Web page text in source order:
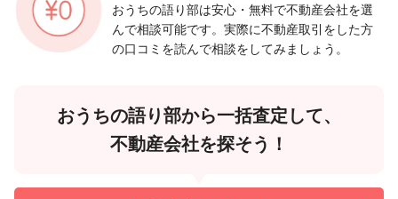
おうちの語り部は安心・無料で不動産会社を選
んで相談可能です。実際に不動産取引をした方
の口コミを読んで相談をしてみましょう。
おうちの語り部から一括査定して、
不動産会社を探そう！